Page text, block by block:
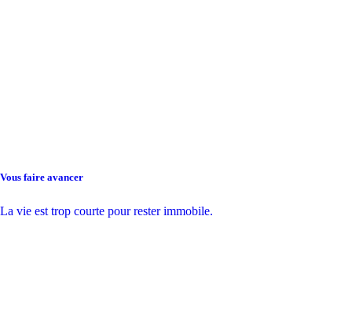
Vous faire avancer
La vie est trop courte pour rester immobile.